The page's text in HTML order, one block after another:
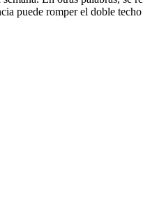
puede romper el doble